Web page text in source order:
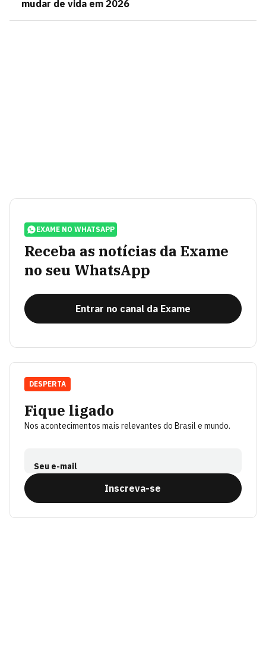
mudar de vida em 2026
EXAME NO WHATSAPP
Receba as notícias da Exame
no seu WhatsApp
Entrar no canal da Exame
Fique ligado
Nos acontecimentos mais relevantes do Brasil e mundo.
Seu e-mail
Inscreva-se
DESPERTA